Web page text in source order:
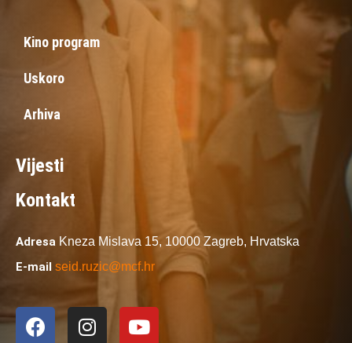
Kino program
Uskoro
Arhiva
Vijesti
Kontakt
Adresa Kneza Mislava 15, 10000 Zagreb, Hrvatska
E-mail seid.ruzic@mcf.hr